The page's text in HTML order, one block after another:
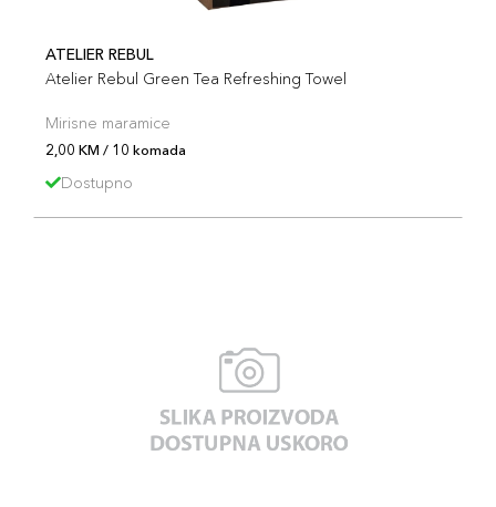
ATELIER REBUL
Atelier Rebul Green Tea Refreshing Towel
Mirisne maramice
2,00 KM / 10 komada
Dostupno